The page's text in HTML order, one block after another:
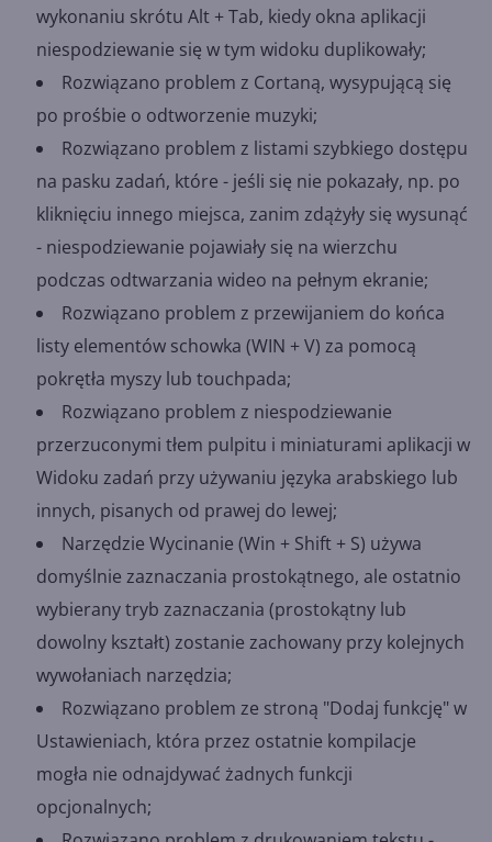
wykonaniu skrótu Alt + Tab, kiedy okna aplikacji
niespodziewanie się w tym widoku duplikowały;
Rozwiązano problem z Cortaną, wysypującą się
po prośbie o odtworzenie muzyki;
Rozwiązano problem z listami szybkiego dostępu
na pasku zadań, które - jeśli się nie pokazały, np. po
kliknięciu innego miejsca, zanim zdążyły się wysunąć
- niespodziewanie pojawiały się na wierzchu
podczas odtwarzania wideo na pełnym ekranie;
Rozwiązano problem z przewijaniem do końca
listy elementów schowka (WIN + V) za pomocą
pokrętła myszy lub touchpada;
Rozwiązano problem z niespodziewanie
przerzuconymi tłem pulpitu i miniaturami aplikacji w
Widoku zadań przy używaniu języka arabskiego lub
innych, pisanych od prawej do lewej;
Narzędzie Wycinanie (Win + Shift + S) używa
domyślnie zaznaczania prostokątnego, ale ostatnio
wybierany tryb zaznaczania (prostokątny lub
dowolny kształt) zostanie zachowany przy kolejnych
wywołaniach narzędzia;
Rozwiązano problem ze stroną "Dodaj funkcję" w
Ustawieniach, która przez ostatnie kompilacje
mogła nie odnajdywać żadnych funkcji
opcjonalnych;